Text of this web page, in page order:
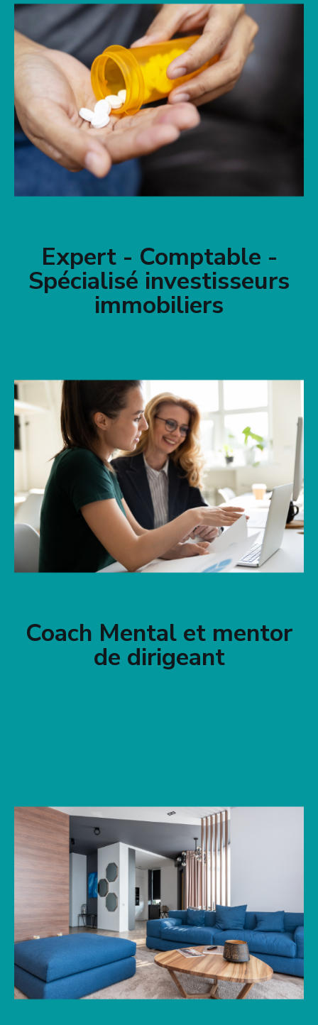
Expert - Comptable -
Spécialisé investisseurs
immobiliers
Coach Mental et mentor
de dirigeant